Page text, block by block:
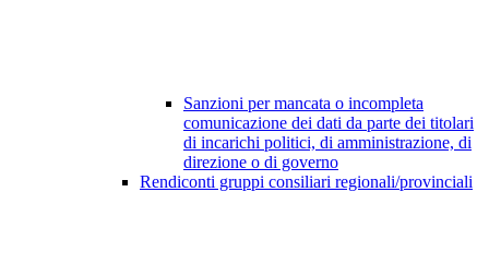
Sanzioni per mancata o incompleta
comunicazione dei dati da parte dei titolari
di incarichi politici, di amministrazione, di
direzione o di governo
Rendiconti gruppi consiliari regionali/provinciali